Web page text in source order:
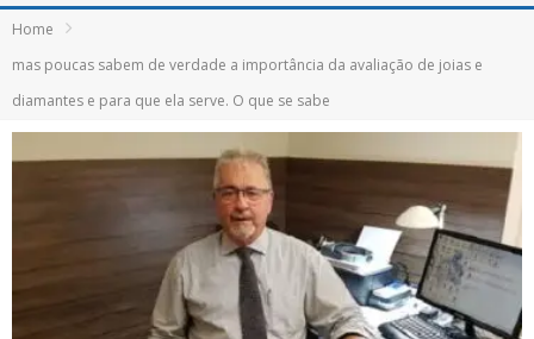
Home
mas poucas sabem de verdade a importância da avaliação de joias e
diamantes e para que ela serve. O que se sabe